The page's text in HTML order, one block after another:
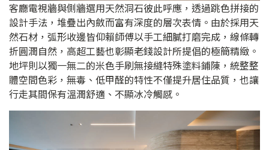
客廳電視牆與側牆選用天然洞石彼此呼應，透過跳色拼接的
設計手法，堆疊出內斂而富有深度的層次表情。由於採用天
然石材，弧形收邊皆仰賴師傅以手工細膩打磨完成，線條轉
折圓潤自然，高超工藝也彰顯老錢設計所提倡的極簡精緻。
地坪則以獨一無二的米色手刷無接縫特殊塗料鋪陳，統整整
體空間色彩，無毒、低甲醛的特性不僅提升居住品質，也讓
行走其間保有溫潤舒適、不顯冰冷觸感。